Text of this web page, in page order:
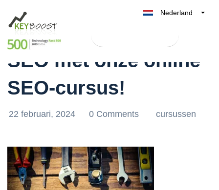
Nederland
België
Italia
Ontdek de kracht van
SEO met onze online
SEO-cursus!
22 februari, 2024 0 Comments cursussen